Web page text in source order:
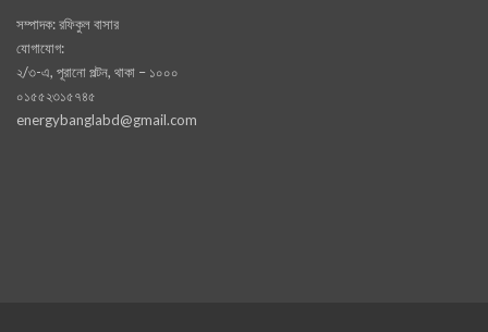
সম্পাদক: রফিকুল বাসার
যোগাযোগ:
২/৩-এ, পূরানো পল্টন, থাকা – ১০০০
০১৫৫২৩১৫৭৪৫
energybanglabd@gmail.com